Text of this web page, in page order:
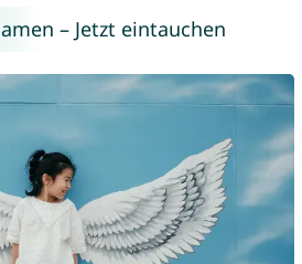
– Jetzt eintauchen